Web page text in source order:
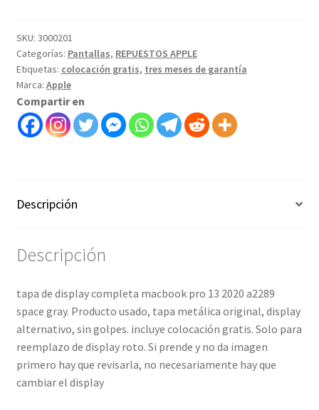
macbook
pro
13
2020
a2289
space
cantidad
SKU: 3000201
Categorías: Pantallas, REPUESTOS APPLE
Etiquetas: colocación gratis, tres meses de garantía
Marca: Apple
Compartir en
Descripción
Descripción
tapa de display completa macbook pro 13 2020 a2289
space gray. Producto usado, tapa metálica original, display
alternativo, sin golpes. incluye colocación gratis. Solo para
reemplazo de display roto. Si prende y no da imagen
primero hay que revisarla, no necesariamente hay que
cambiar el display